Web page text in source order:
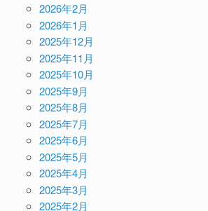
2026年2月
2026年1月
2025年12月
2025年11月
2025年10月
2025年9月
2025年8月
2025年7月
2025年6月
2025年5月
2025年4月
2025年3月
2025年2月